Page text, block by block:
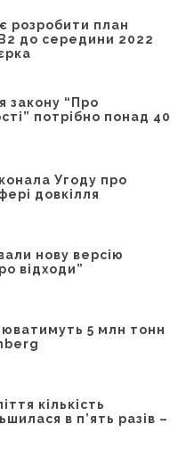
розробити план
до середини 2022
закону “Про
потрібно понад 40
Угоду про
довкілля
нову версію
відходи”
5 млн тонн
кількість
в п’ять разів –